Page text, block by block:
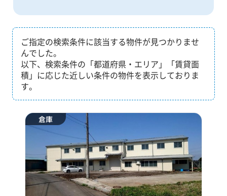
ご指定の検索条件に該当する物件が見つかりませ
んでした。
以下、検索条件の「都道府県・エリア」「賃貸面
積」に応じた近しい条件の物件を表示しておりま
す。
倉庫